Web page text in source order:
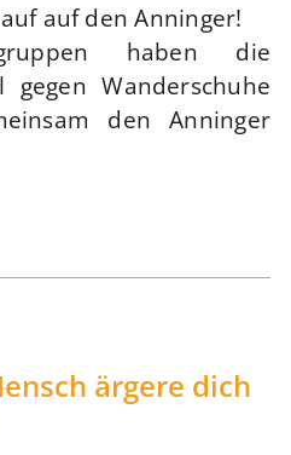
auf den Anninger!
haben die
gegen Wanderschuhe
den Anninger
ärgere dich